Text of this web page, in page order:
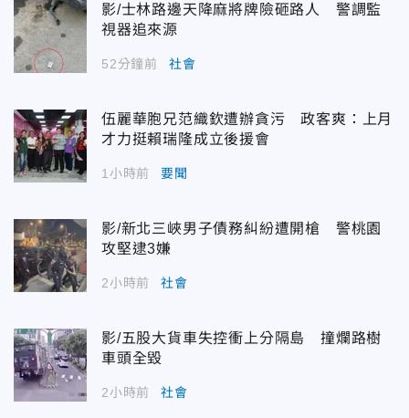
影/士林路邊天降麻將牌險砸路人 警調監
視器追來源
52分鐘前 社會
伍麗華胞兄范織欽遭辦貪污 政客爽：上月
才力挺賴瑞隆成立後援會
1小時前 要聞
影/新北三峽男子債務糾紛遭開槍 警桃園
攻堅逮3嫌
2小時前 社會
影/五股大貨車失控衝上分隔島 撞爛路樹
車頭全毀
2小時前 社會